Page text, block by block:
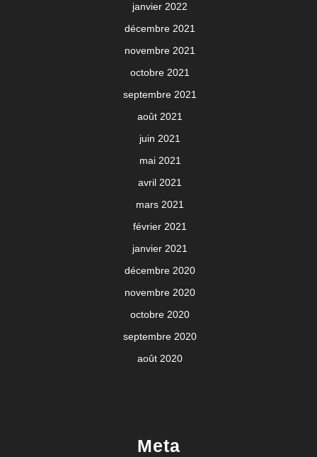
janvier 2022
décembre 2021
novembre 2021
octobre 2021
septembre 2021
août 2021
juin 2021
mai 2021
avril 2021
mars 2021
février 2021
janvier 2021
décembre 2020
novembre 2020
octobre 2020
septembre 2020
août 2020
Meta